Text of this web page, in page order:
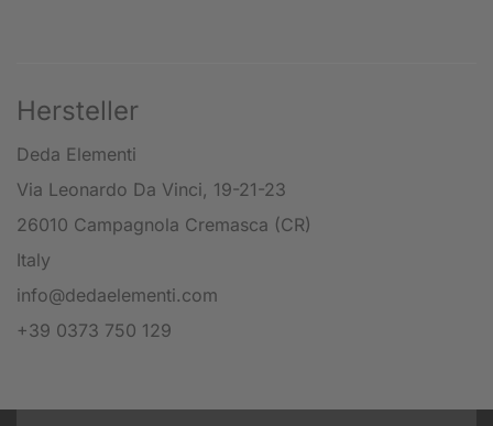
Hersteller
Deda Elementi
Via Leonardo Da Vinci, 19-21-23
26010 Campagnola Cremasca (CR)
Italy
info@dedaelementi.com
+39 0373 750 129